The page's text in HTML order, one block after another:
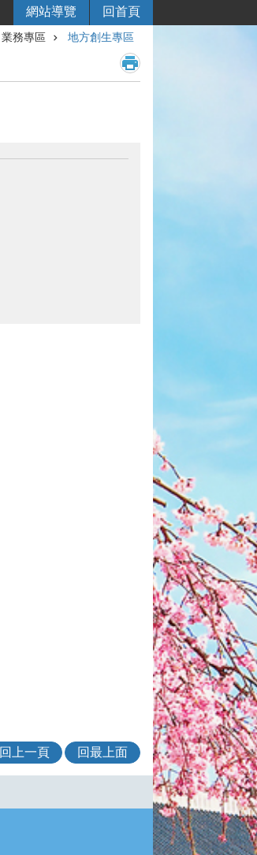
網站導覽 回首頁
業務專區 地方創生專區
回上一頁 回最上面